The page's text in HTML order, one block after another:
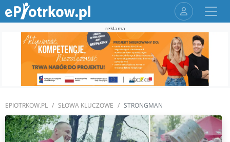
reklama
EPIOTRKOW.PL SŁOWA KLUCZOWE STRONGMAN